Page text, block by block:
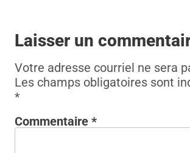
Laisser un
Votre adresse courriel ne sera
Les champs obligatoires sont
*
Commentaire *